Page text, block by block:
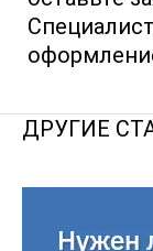
ДРУГИЕ